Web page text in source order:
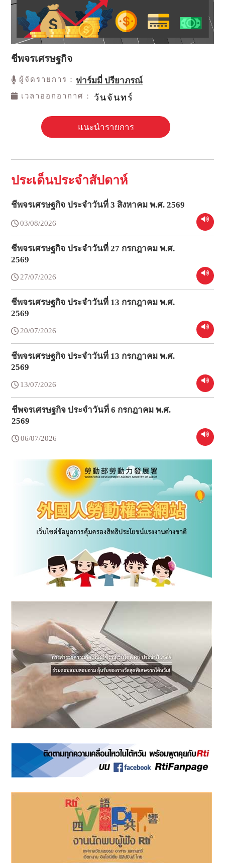
ชีพจรเศรษฐกิจ
ผู้จัดรายการ： ฟาร์มมี่ ปรียาภรณ์
เวลาออกอากาศ： วันจันทร์
แนะนำรายการ
ประเด็นประจำสัปดาห์
ชีพจรเศรษฐกิจ ประจำวันที่ 3 สิงหาคม พ.ศ. 2569
03/08/2026
ชีพจรเศรษฐกิจ ประจำวันที่ 27 กรกฎาคม พ.ศ.
2569
27/07/2026
ชีพจรเศรษฐกิจ ประจำวันที่ 13 กรกฎาคม พ.ศ.
2569
20/07/2026
ชีพจรเศรษฐกิจ ประจำวันที่ 13 กรกฎาคม พ.ศ.
2569
13/07/2026
ชีพจรเศรษฐกิจ ประจำวันที่ 6 กรกฎาคม พ.ศ.
2569
06/07/2026